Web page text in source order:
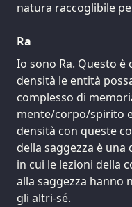
natura raccoglibile
Ra
Io sono Ra. Questo
densità le entità
complesso di
mente/corpo/spirito
densità con queste
della saggezza è
in cui le lezioni della
alla saggezza hanno
gli altri-sé.